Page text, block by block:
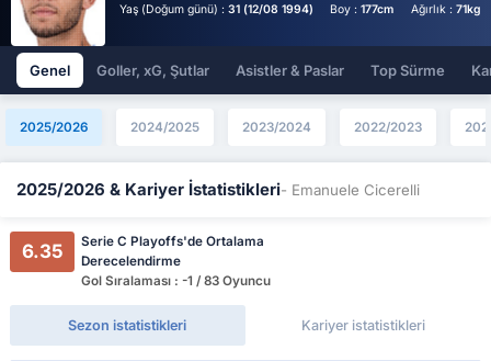
Yaş (Doğum günü) : 31 (12/08 1994) Boy :177cm Ağırlık : 71kg
Genel Goller, xG, Şutlar Asistler & Paslar Top Sürme
2025/2026 2024/2025 2023/2024 2022/2023
2025/2026 & Kariyer İstatistikleri- Emanuele Cicerelli
6.35
Serie C Playoffs'de Ortalama
Derecelendirme
Gol Sıralaması : -1 / 83 Oyuncu
Sezon istatistikleri Kariyer istatistikleri